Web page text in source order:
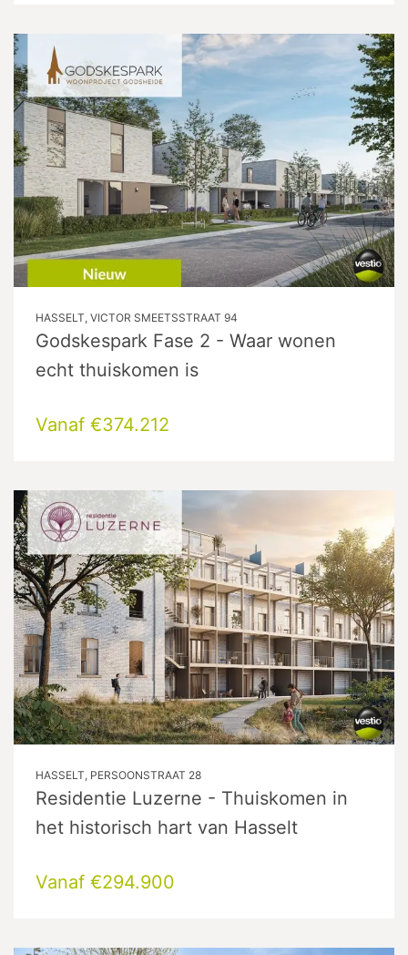
HASSELT, VICTOR SMEETSSTRAAT 94
Godskespark Fase 2 - Waar wonen
echt thuiskomen is
Vanaf €374.212
HASSELT, PERSOONSTRAAT 28
Residentie Luzerne - Thuiskomen in
het historisch hart van Hasselt
Vanaf €294.900